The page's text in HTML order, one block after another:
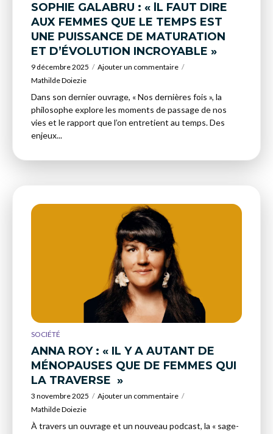
SOPHIE GALABRU : « lL FAUT DIRE
AUX FEMMES QUE LE TEMPS EST
UNE PUISSANCE DE MATURATION
ET D’ÉVOLUTION INCROYABLE »
9 décembre 2025
Ajouter un commentaire
Mathilde Doiezie
Dans son dernier ouvrage, « Nos dernières fois », la
philosophe explore les moments de passage de nos
vies et le rapport que l’on entretient au temps. Des
enjeux...
SOCIÉTÉ
ANNA ROY : « IL Y A AUTANT DE
MÉNOPAUSES QUE DE FEMMES QUI
LA TRAVERSE »
3 novembre 2025
Ajouter un commentaire
Mathilde Doiezie
À travers un ouvrage et un nouveau podcast, la « sage-